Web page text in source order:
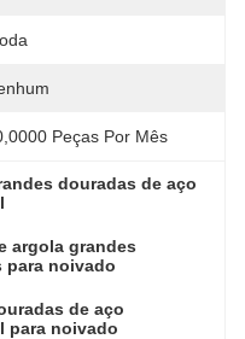
Peças Por Mês
douradas de aço
argola grandes
para noivado
de aço
para noivado